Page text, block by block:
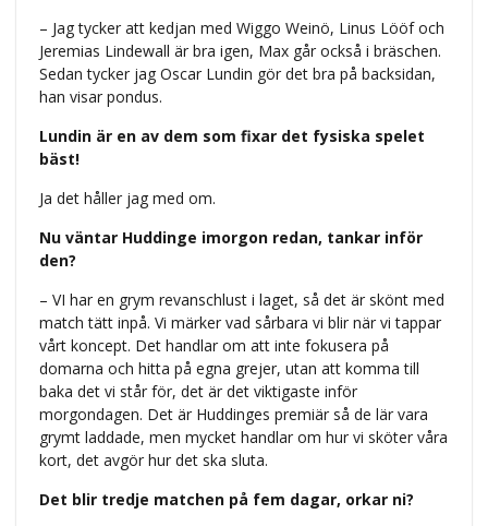
– Jag tycker att kedjan med Wiggo Weinö, Linus Lööf och
Jeremias Lindewall är bra igen, Max går också i bräschen.
Sedan tycker jag Oscar Lundin gör det bra på backsidan,
han visar pondus.
Lundin är en av dem som fixar det fysiska spelet
bäst!
Ja det håller jag med om.
Nu väntar Huddinge imorgon redan, tankar inför
den?
– VI har en grym revanschlust i laget, så det är skönt med
match tätt inpå. Vi märker vad sårbara vi blir när vi tappar
vårt koncept. Det handlar om att inte fokusera på
domarna och hitta på egna grejer, utan att komma till
baka det vi står för, det är det viktigaste inför
morgondagen. Det är Huddinges premiär så de lär vara
grymt laddade, men mycket handlar om hur vi sköter våra
kort, det avgör hur det ska sluta.
Det blir tredje matchen på fem dagar, orkar ni?